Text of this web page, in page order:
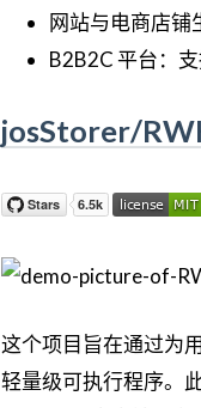
网站与电商店铺
B2B2C 平台：
josStorer/
这个项目旨在通过为
轻量级可执行程序。